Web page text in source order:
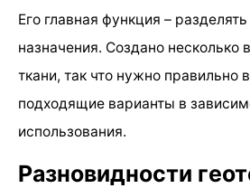
Его главная функция –
назначения. Создано несколько
ткани, так что нужно правильно
подходящие варианты в
использования.
Разновидности